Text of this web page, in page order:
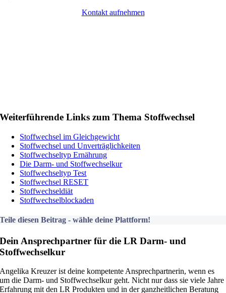
Kontakt aufnehmen
Weiterführende Links zum Thema Stoffwechsel
Stoffwechsel im Gleichgewicht
Stoffwechsel und Unverträglichkeiten
Stoffwechseltyp Ernährung
Die Darm- und Stoffwechselkur
Stoffwechseltyp Test
Stoffwechsel RESET
Stoffwechseldiät
Stoffwechselblockaden
Teile diesen Beitrag - wähle deine Plattform!
Dein Ansprechpartner für die LR Darm- und
Stoffwechselkur
Angelika Kreuzer ist deine kompetente Ansprechpartnerin, wenn es
um die Darm- und Stoffwechselkur geht. Nicht nur dass sie viele Jahre
Erfahrung mit den LR Produkten und in der ganzheitlichen Beratung